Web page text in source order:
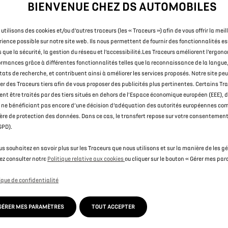
avec votre point de vente.
stock et bénéficie d'un bonus de stock, améliorant ainsi son prix.
par un autre client avant votre commande et qu’il soit
applicable au véhicule de stock affiché et soumise à une
conditionnelle de stock.
et valable entre le01/08/2026et31/08/2026lors de l'achat du
de reprise est valable lors de la reprise de votre véhicule et est
DSet ne peut être payée en espèces ni échangée. Le véhicule
de la signature du contrat de vente sauf si le véhicule à
proche, on entend : conjoint, parents, beaux-parents, enfants,
relative au lien de parenté doit être jointe au dossier de vente. Le
à son fonctionnement, ainsi que les documents de bord,
d’Usage) est une prime conditionnelle et est réservée aux
un des points de vente officiels au Luxembourg et en cas de
VHU n’est pas convertible en espèces et est non cumulable avec un
nom du dernier propriétaire (nom repris sur le certificat
BIENVENUE CHEZ DS AUTOMOBILES
utilisons des cookies et/ou d’autres traceurs (les « Traceurs ») afin de vous offrir la
possible sur notre site web. Ils nous permettent de fournir des fonctionnalités
que la sécurité, la gestion du réseau et l’accessibilité.Les Traceurs améliorent
grâce à différentes fonctionnalités telles que la reconnaissance de la
de recherche, et contribuent ainsi à améliorer les services proposés. Notre site
des Traceurs tiers afin de vous proposer des publicités plus pertinentes. Certains
être traités par des tiers situés en dehors de l’Espace économique européen (EEE),
ne bénéficiant pas encore d’une décision d’adéquation des autorités européennes
de protection des données. Dans ce cas, le transfert repose sur votre
souhaitez en savoir plus sur les Traceurs que nous utilisons et sur la manière de les
consulter notre Politique relative aux cookiesou cliquer sur le bouton « Gérer mes
de confidentialité
GÉRER MES PARAMÈTRES TOUT ACCEPTER